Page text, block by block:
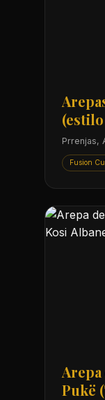
Prrenjas,
Fusion
Pukë